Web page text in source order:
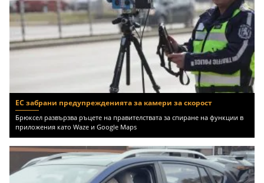
ЕС забрани предупрежденията за камери за скорост
Брюксел развързва ръцете на правителствата за спиране на функции в
приложения като Waze и Google Maps